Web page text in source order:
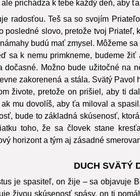
prichádza k tebe každý deň, aby
radosťou. Teš sa so svojím
posledné slovo, pretože tvoj
budú mať zmysel. Môžeme
sa k nemu primkneme, budeme
Možno bude užitočné na
zakorenená a stála. Svätý
živote, pretože on prišiel, aby ti
mu dovolíš, aby ťa miloval a
bude to základná skúsenosť,
toho, že sa človek stane
horizont a tým aj zásadné
DUCH SVÄTÝ
je spasiteľ, on žije – sa objavuje